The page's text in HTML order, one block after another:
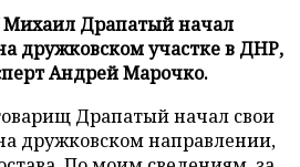
Драпатый начал
дружковском участке в ДНР,
Андрей Марочко.
Драпатый начал свои
дружковском направлении,